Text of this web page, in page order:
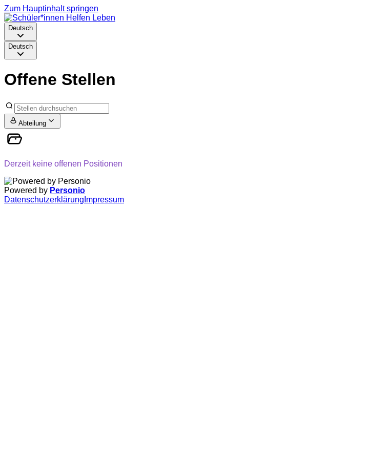
Zum Hauptinhalt springen
Deutsch
Deutsch
Offene Stellen
Abteilung
Derzeit keine offenen Positionen
Powered by Personio
Datenschutzerklärung Impressum